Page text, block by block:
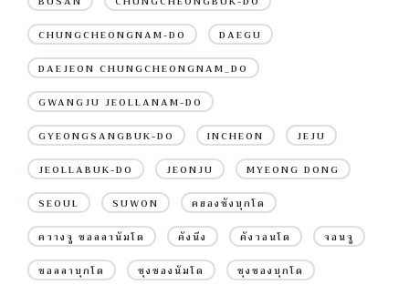
CHUNGCHEONGNAM-DO DAEGU
DAEJEON CHUNGCHEONGNAM_DO
GWANGJU JEOLLANAM-DO
GYEONGSANGBUK-DO INCHEON JEJU
JEOLLABUK-DO JEONJU MYEONG DONG
SEOUL SUWON คยองซังบุกโด
ควางจู ชอลลานัมโด คังนึง คังวอนโด จอนจู
ชอลลาบุกโด ชุงชองนัมโด ชุงชองบุกโด